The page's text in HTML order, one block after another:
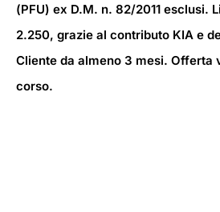
(PFU) ex D.M. n. 82/2011 esclusi.
2.250, grazie al contributo KIA e
Cliente da almeno 3 mesi.
corso.